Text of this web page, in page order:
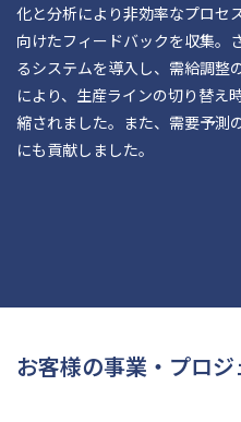
化と分析により非効率なプロセ
向けたフィードバックを収集。
るシステムを導入し、需給調整
により、生産ラインの切り替え
縮されました。また、需要予測
にも貢献しました。
お客様の事業・プロ